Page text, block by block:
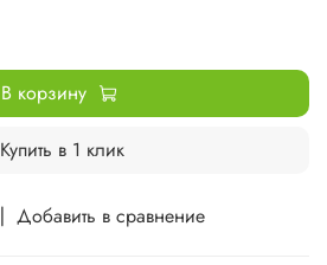
Добавить в сравнение
В корзину
Купить в 1 клик